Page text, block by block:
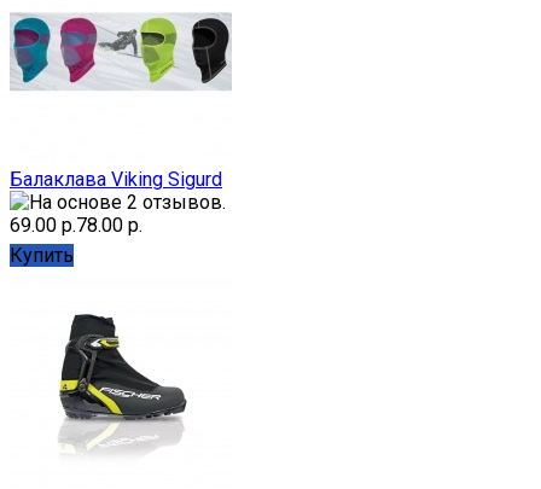
Балаклава Viking Sigurd
69.00 р.78.00 р.
Купить